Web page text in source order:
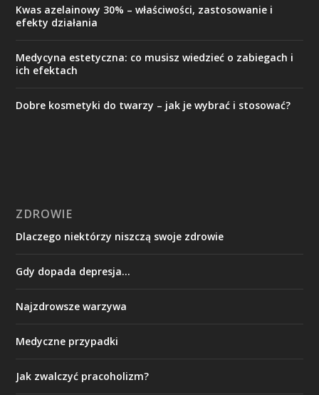
Kwas azelainowy 30% – właściwości, zastosowanie i
efekty działania
Medycyna estetyczna: co musisz wiedzieć o zabiegach i
ich efektach
Dobre kosmetyki do twarzy – jak je wybrać i stosować?
ZDROWIE
Dlaczego niektórzy niszczą swoje zdrowie
Gdy dopada depresja…
Najzdrowsze warzywa
Medyczne przypadki
Jak zwalczyć pracoholizm?